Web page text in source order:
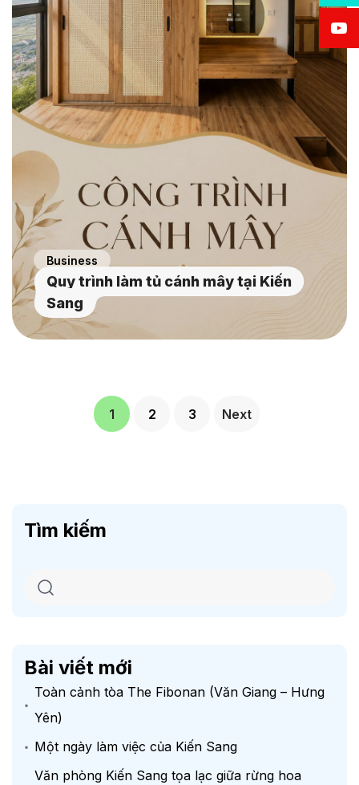
Business
Quy trình làm tủ cánh mây tại Kiến
Sang
1 2 3 Next
Tìm kiếm
Bài viết mới
Toàn cảnh tòa The Fibonan (Văn Giang – Hưng
Yên)
Một ngày làm việc của Kiến Sang
Văn phòng Kiến Sang tọa lạc giữa rừng hoa